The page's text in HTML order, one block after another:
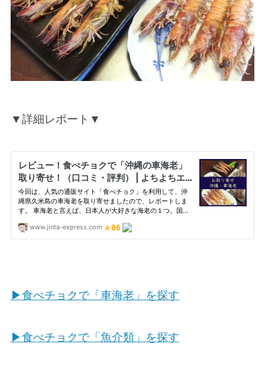
▼詳細レポート▼
▶食べチョクで「車海老」を探す
▶食べチョクで「魚介類」を探す